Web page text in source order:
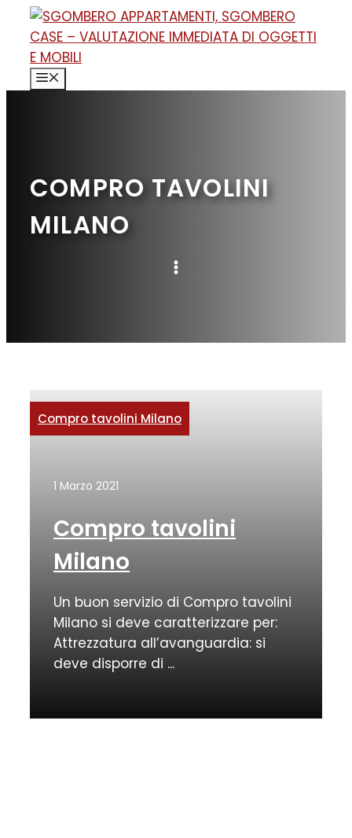
contenuto
COMPRO TAVOLINI
MILANO
Compro tavolini Milano
1 Marzo 2021
Compro tavolini
Milano
Un buon servizio di Compro tavolini
Milano si deve caratterizzare per:
Attrezzatura all’avanguardia: si
deve disporre di ...